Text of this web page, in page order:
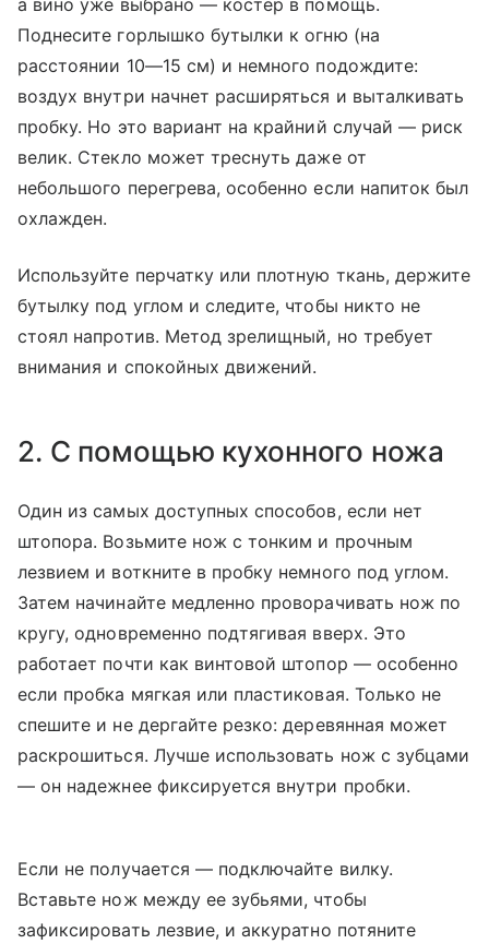
а вино уже выбрано — костер в помощь.
Поднесите горлышко бутылки к огню (на
расстоянии 10—15 см) и немного подождите:
воздух внутри начнет расширяться и выталкивать
пробку. Но это вариант на крайний случай — риск
велик. Стекло может треснуть даже от
небольшого перегрева, особенно если напиток был
охлажден.
Используйте перчатку или плотную ткань, держите
бутылку под углом и следите, чтобы никто не
стоял напротив. Метод зрелищный, но требует
внимания и спокойных движений.
2. С помощью кухонного ножа
Один из самых доступных способов, если нет
штопора. Возьмите нож с тонким и прочным
лезвием и воткните в пробку немного под углом.
Затем начинайте медленно проворачивать нож по
кругу, одновременно подтягивая вверх. Это
работает почти как винтовой штопор — особенно
если пробка мягкая или пластиковая. Только не
спешите и не дергайте резко: деревянная может
раскрошиться. Лучше использовать нож с зубцами
— он надежнее фиксируется внутри пробки.
Если не получается — подключайте вилку.
Вставьте нож между ее зубьями, чтобы
зафиксировать лезвие, и аккуратно потяните